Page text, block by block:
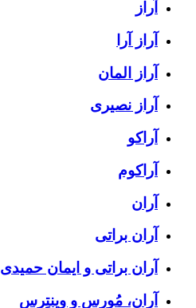
آراز
آراز آرا
آراز المان
آراز نصیری
آراکو
آراکوم
آران
آران براتی
آران براتی و ایمان حمیدی
آران، مُوِرس و وینتِرس